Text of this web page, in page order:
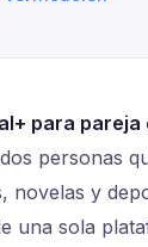
para pareja
personas
novelas y
una sola